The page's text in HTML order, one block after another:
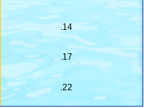
.14
.17
.22